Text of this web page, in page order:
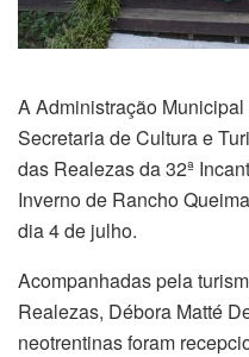
A Administração
Secretaria de Cultura e
das Realezas da 32ª
Inverno de Rancho
dia 4 de julho.
Acompanhadas pela
Realezas, Débora Matté
neotrentinas foram